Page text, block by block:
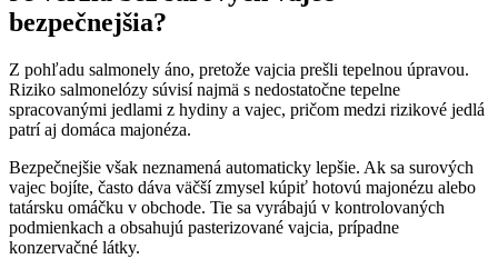
bezpečnejšia?
Z pohľadu salmonely áno, pretože vajcia prešli tepelnou úpravou.
Riziko salmonelózy súvisí najmä s nedostatočne tepelne
spracovanými jedlami z hydiny a vajec, pričom medzi rizikové jedlá
patrí aj domáca majonéza.
Bezpečnejšie však neznamená automaticky lepšie. Ak sa surových
vajec bojíte, často dáva väčší zmysel kúpiť hotovú majonézu alebo
tatársku omáčku v obchode. Tie sa vyrábajú v kontrolovaných
podmienkach a obsahujú pasterizované vajcia, prípadne
konzervačné látky.